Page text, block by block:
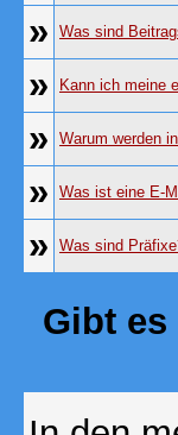
» Was sind
» Kann ich meine
» Warum werden
» Was ist eine E-
» Was sind
Gibt